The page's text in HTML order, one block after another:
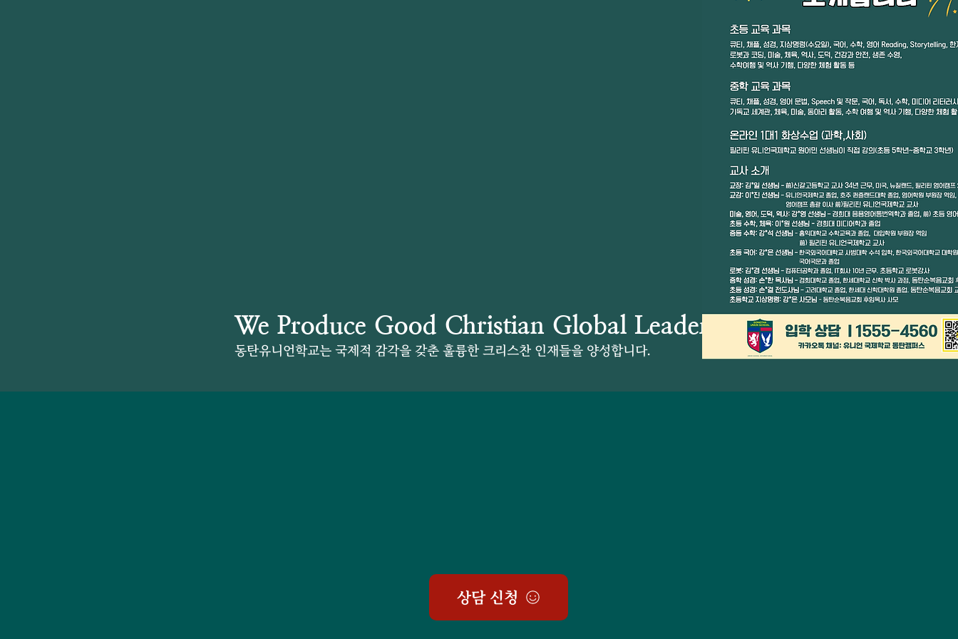
We Produce Good Christian Global Leaders
동탄유니언학교는 국제적 감각을 갖춘 훌륭한 크리스찬 인재들을 양성합니다.
상담 신청